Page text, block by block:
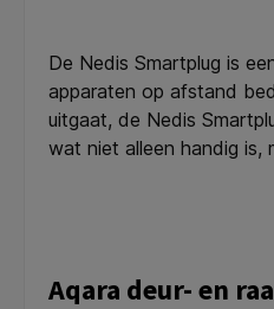
De Nedis Smartplug is
apparaten op afstand
uitgaat, de Nedis
wat niet alleen handig is,
Aqara deur- en